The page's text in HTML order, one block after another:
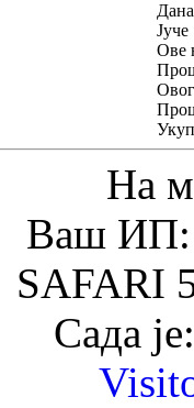
Јуче
Ове
На
Ваш ИП:
SAFARI
Сада